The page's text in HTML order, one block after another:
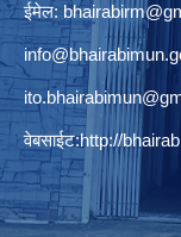
ईमेल:
वेबसाईट:http://